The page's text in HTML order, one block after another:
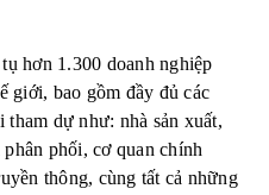
hơn 1.300 doanh nghiệp
giới, bao gồm đầy đủ các
tham dự như: nhà sản xuất,
phối, cơ quan chính
thông, cùng tất cả những